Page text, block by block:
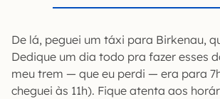
De lá, peguei um táxi para Birkenau,
Dedique um dia todo pra fazer esses
meu trem — que eu perdi — era para
cheguei às 11h). Fique atenta aos